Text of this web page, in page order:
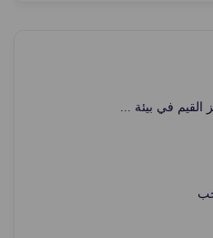
القيم في بيئة ...